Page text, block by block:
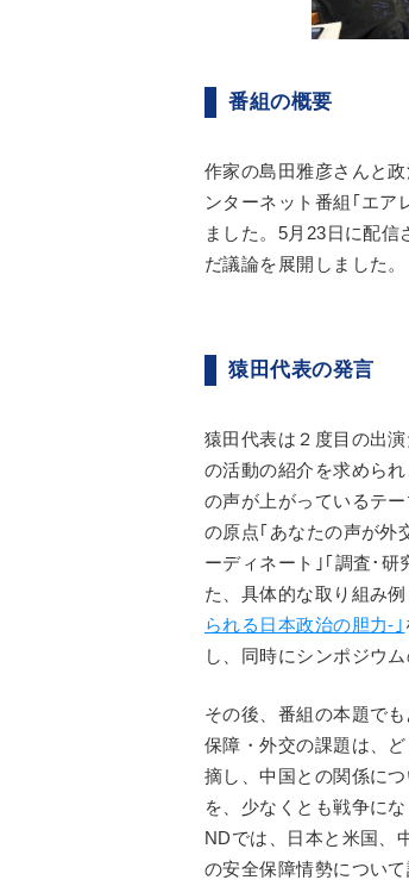
番組の概要
作家の島田雅彦さんと
ンターネット番組｢エア
ました。5月23日に配
だ議論を展開しました。
猿田代表の発言
猿田代表は２度目の出
の活動の紹介を求めら
の声が上がっているテ
の原点｢あなたの声が外
ーディネート｣｢調査･研
た、具体的な取り組み
られる日本政治の胆力-｣
し、同時にシンポジウ
その後、番組の本題で
保障・外交の課題は、
摘し、中国との関係に
を、少なくとも戦争に
NDでは、日本と米国、
の安全保障情勢につい